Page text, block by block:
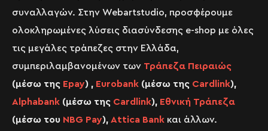
συναλλαγών. Στην Webartstudio, προσφέρουμε
ολοκληρωμένες λύσεις διασύνδεσης e-shop με όλες
τις μεγάλες τράπεζες στην Ελλάδα,
συμπεριλαμβανομένων των Τράπεζα Πειραιώς
(μέσω της Epay) , Eurobank (μέσω της Cardlink),
Alphabank (μέσω της Cardlink), Εθνική Τράπεζα
(μέσω του NBG Pay), Attica Bank και άλλων.